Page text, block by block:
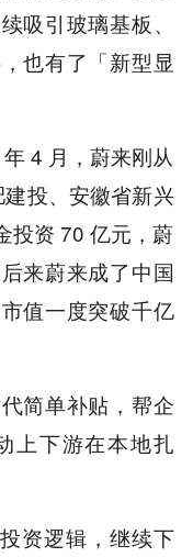
吸引玻璃基板、
也有了「新型显
4 月，蔚来刚从
投、安徽省新兴
投资 70 亿元，蔚
来蔚来成了中国
值一度突破千亿
简单补贴，帮企
上下游在本地扎
资逻辑，继续下